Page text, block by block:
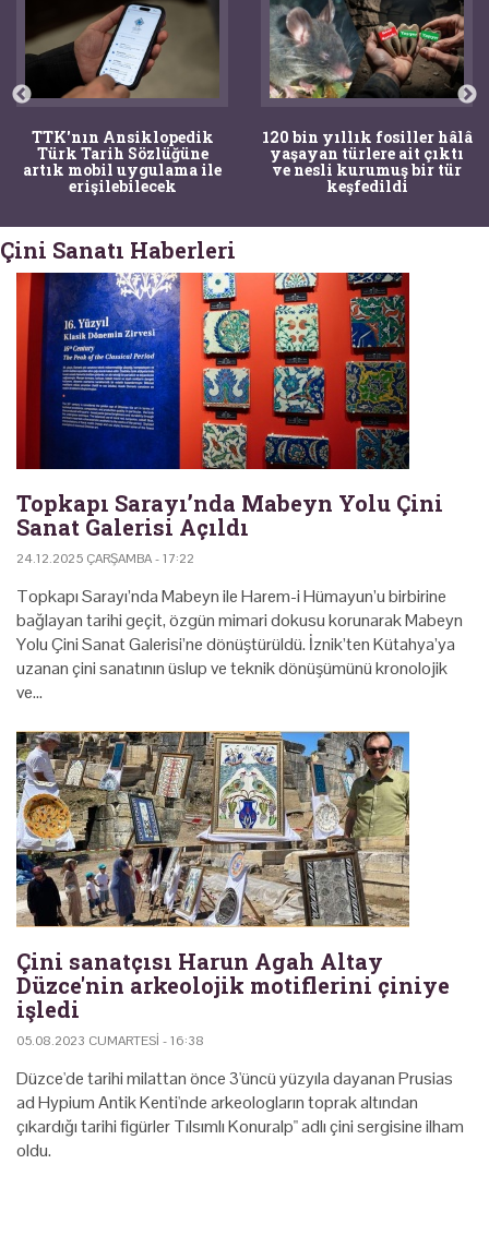
TTK'nın Ansiklopedik
Türk Tarih Sözlüğüne
artık mobil uygulama ile
erişilebilecek
120 bin yıllık fosiller hâlâ
yaşayan türlere ait çıktı
ve nesli kurumuş bir tür
keşfedildi
Çini Sanatı Haberleri
Topkapı Sarayı’nda Mabeyn Yolu Çini
Sanat Galerisi Açıldı
24.12.2025 ÇARŞAMBA - 17:22
Topkapı Sarayı’nda Mabeyn ile Harem-i Hümayun’u birbirine
bağlayan tarihi geçit, özgün mimari dokusu korunarak Mabeyn
Yolu Çini Sanat Galerisi’ne dönüştürüldü. İznik’ten Kütahya’ya
uzanan çini sanatının üslup ve teknik dönüşümünü kronolojik
ve…
Çini sanatçısı Harun Agah Altay
Düzce'nin arkeolojik motiflerini çiniye
işledi
05.08.2023 CUMARTESI - 16:38
Düzce'de tarihi milattan önce 3'üncü yüzyıla dayanan Prusias
ad Hypium Antik Kenti'nde arkeologların toprak altından
çıkardığı tarihi figürler Tılsımlı Konuralp" adlı çini sergisine ilham
oldu.